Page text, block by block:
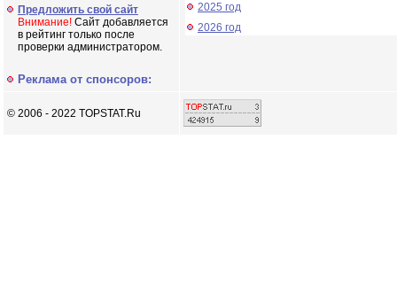
Предложить свой сайт
Внимание! Сайт добавляется
в рейтинг только после
проверки администратором.
Реклама от спонсоров:
2025 год
2026 год
© 2006 - 2022 TOPSTAT.Ru